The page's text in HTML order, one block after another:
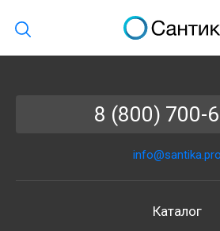
8 (800) 700-
info@santika.pro
Каталог